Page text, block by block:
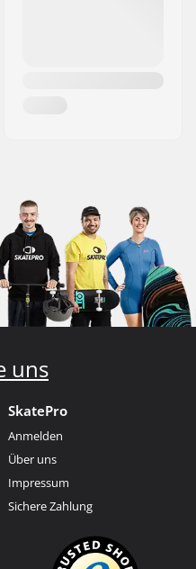
uns
SkatePro
Anmelden
Über uns
Impressum
Sichere Zahlung